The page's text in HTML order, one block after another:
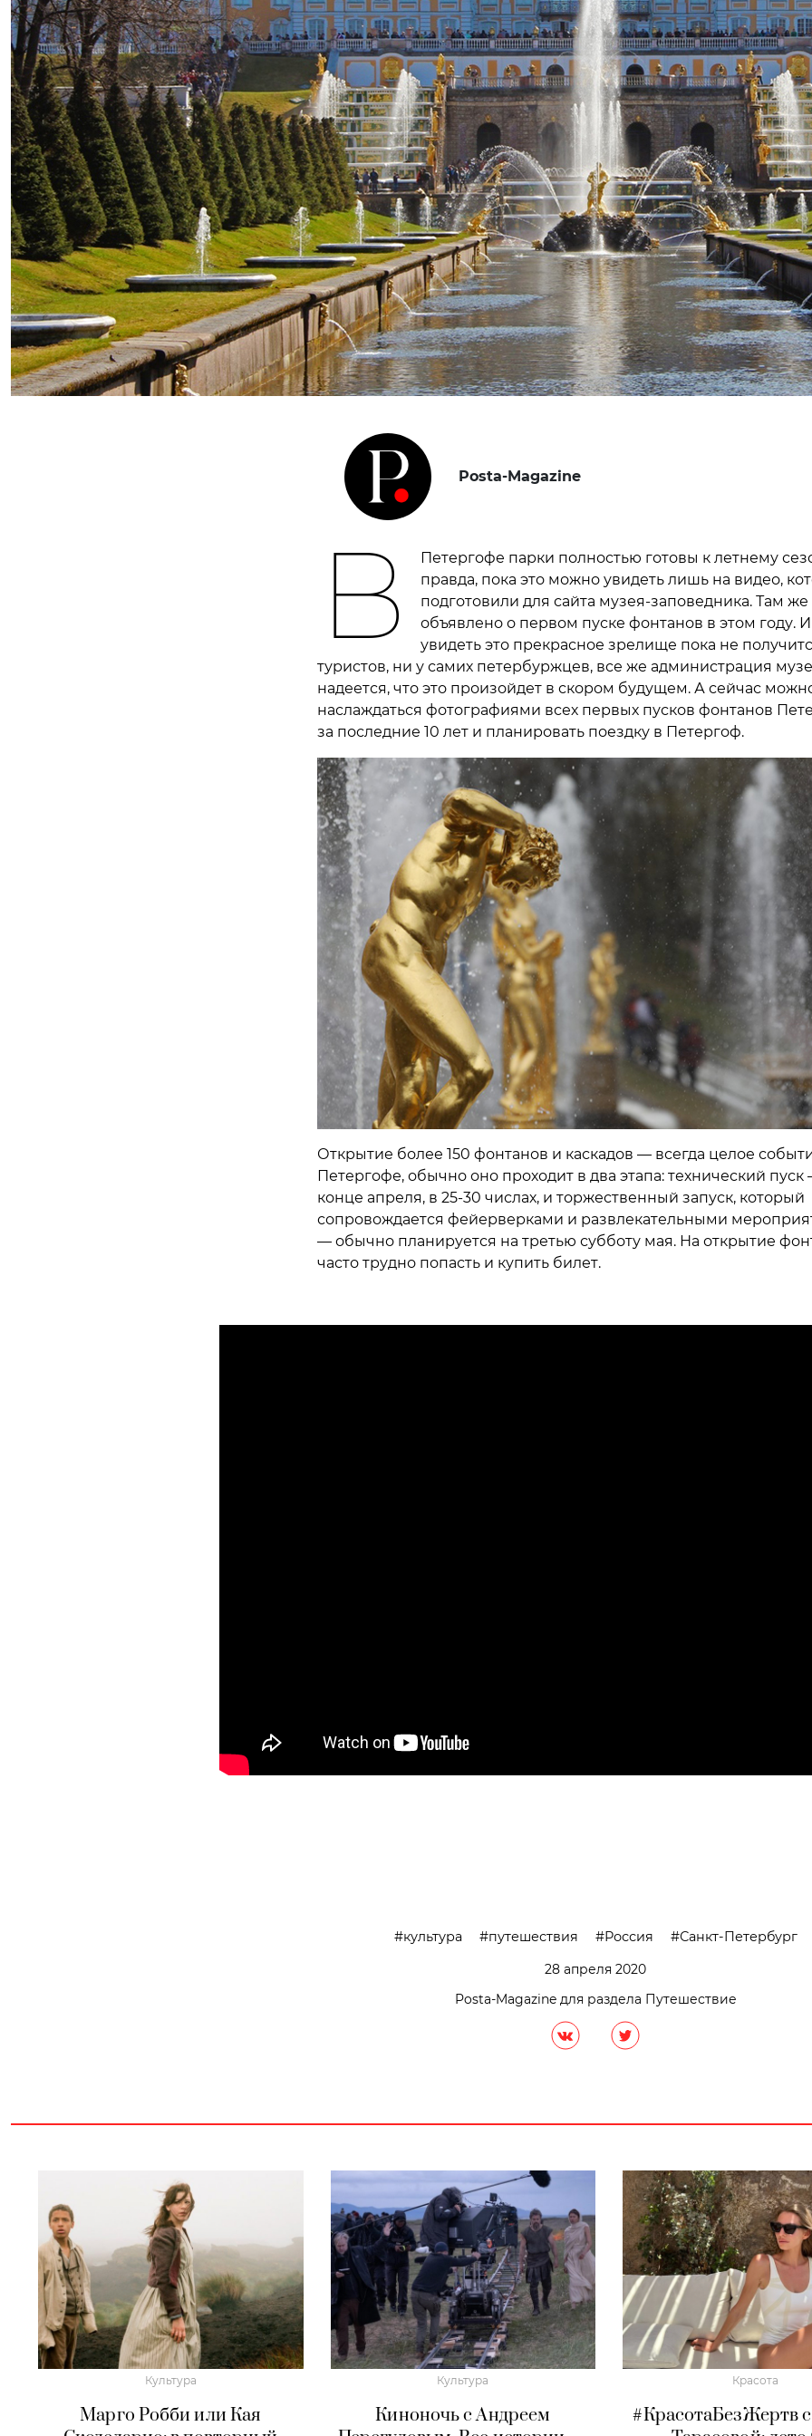
Posta-Magazine
В
Петергофе парки полностью готовы к летнему
правда, пока это можно увидеть лишь на видео,
подготовили для сайта музея-заповедника. Там же
объявлено о первом пуске фонтанов в этом году. И
увидеть это прекрасное зрелище пока не
туристов, ни у самих петербуржцев, все же администрация
надеется, что это произойдет в скором будущем. А сейчас
наслаждаться фотографиями всех первых пусков фонтанов
за последние 10 лет и планировать поездку в Петергоф.
Открытие более 150 фонтанов и каскадов — всегда целое
Петергофе, обычно оно проходит в два этапа: технический пуск
конце апреля, в 25-30 числах, и торжественный запуск, который
сопровождается фейерверками и развлекательными
— обычно планируется на третью субботу мая. На открытие
часто трудно попасть и купить билет.
культура путешествия Россия
Санкт-Петербург
28 апреля 2020
Posta-Magazine для раздела Путешествие
Культура
Марго Робби или Кая
Культура
Киноночь с Андреем
Красота
#КрасотаБезЖертв